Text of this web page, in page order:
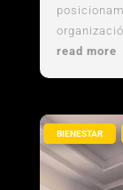
read more
BIENESTAR